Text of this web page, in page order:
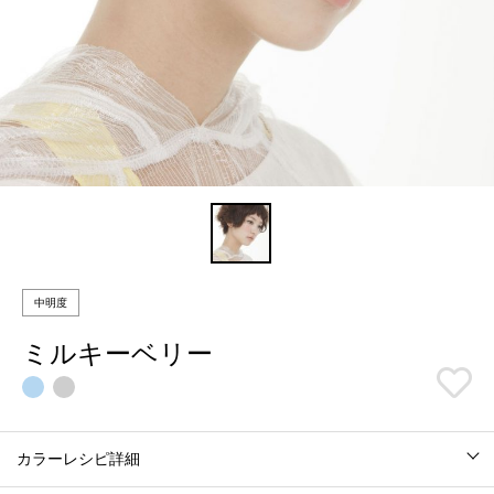
中明度
ミルキーベリー
カラーレシピ詳細